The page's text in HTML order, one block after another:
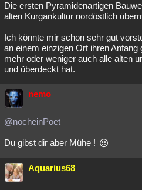
Die ersten Pyramidenartigen
alten Kurgankultur nordöstlich
Ich könnte mir schon sehr gut
an einem einzigen Ort ihren
mehr oder weniger auch alle alten
und überdeckt hat.
nemo
@nocheinPoet
Du gibst dir aber Mühe !
Aquarius68